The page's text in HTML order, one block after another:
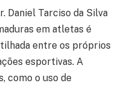
Daniel Tarciso da Silva
em atletas é
entre os próprios
esportivas. A
como o uso de